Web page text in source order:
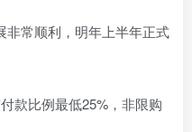
非常顺利，明年上半年正式
款比例最低25%，非限购